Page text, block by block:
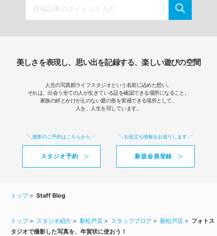
美しさを表現し、思い出を記録する、楽しい遊びの空間
人生の写真館ライフスタジオという名前に込めた想い。
それは、出会う全ての人が生きている証を確認できる場所になること。
家族の絆とかけがえのない愛の形を実感できる場所として、
人を、人生を写しています。
撮影のご予約はこちらから
スタジオ予約
お役立ち情報をお送りします
新規会員登録
トップ Staff Blog
トップ スタジオ紹介 新松戸店 スタッフブログ 新松戸店
フォトス
タジオで撮影した写真を、年賀状に使おう！